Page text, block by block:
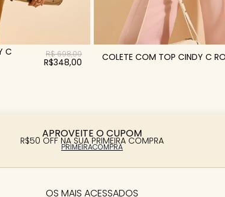
C
R$ 698,00
R$348,00 COLETE COM TOP CINDY C
APROVEITE O CUPOM
R$50 OFF NA SUA PRIMEIRA COMPRA
PRIMEIRACOMPRA
OS MAIS ACESSADOS